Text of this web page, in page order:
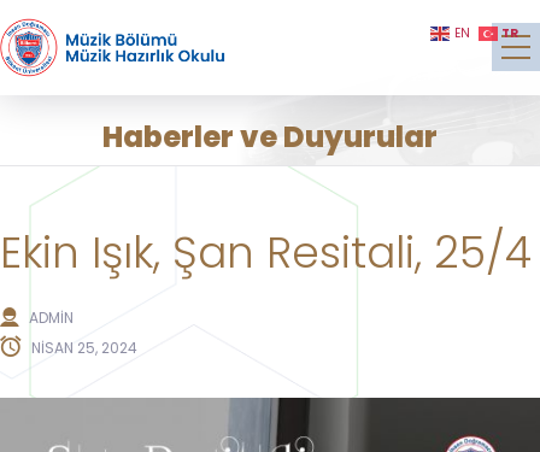
Haberler ve Duyurular
Ekin Işık, Şan Resitali, 25/4
ADMIN
NISAN 25, 2024
EN TR